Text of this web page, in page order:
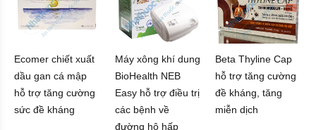
Ecomer chiết xuất
dầu gan cá mập
hỗ trợ tăng cường
sức đề kháng
Máy xông khí dung
BioHealth NEB
Easy hỗ trợ điều trị
các bệnh về
đường hô hấp
Beta Thyline Cap
hỗ trợ tăng cường
đề kháng, tăng
miễn dịch